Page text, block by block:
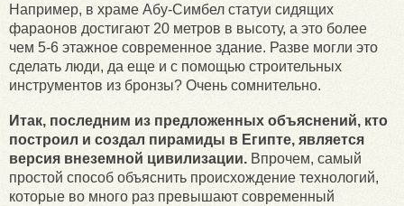
Например, в храме Абу-Симбел статуи сидящих
фараонов достигают 20 метров в высоту, а это более
чем 5-6 этажное современное здание. Разве могли это
сделать люди, да еще и с помощью строительных
инструментов из бронзы? Очень сомнительно.
Итак, последним из предложенных объяснений, кто
построил и создал пирамиды в Египте, является
версия внеземной цивилизации. Впрочем, самый
простой способ объяснить происхождение технологий,
которые во много раз превышают современный